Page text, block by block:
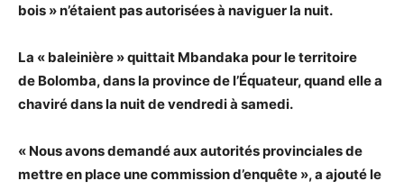
bois » n’étaient pas autorisées à naviguer la nuit.
La « baleinière » quittait Mbandaka pour le territoire
de Bolomba, dans la province de l’Équateur, quand elle a
chaviré dans la nuit de vendredi à samedi.
« Nous avons demandé aux autorités provinciales de
mettre en place une commission d’enquête », a ajouté le